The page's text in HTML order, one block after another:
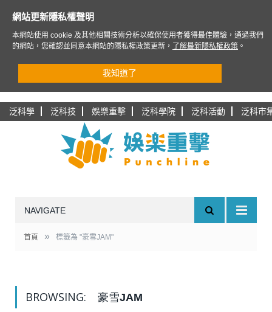
泛科學 泛科技 娛樂重擊 泛科學院 泛科活動 泛科市
NAVIGATE
首頁 » 標籤為 "豪雪JAM"
BROWSING: 豪雪JAM
網站更新隱私權聲明
本網站使用 cookie 及其他相關技術分析以確保使用者獲得最佳體驗，通過我們
的網站，您確認並同意本網站的隱私權政策更新，
了解最新隱私權政策 。
我知道了